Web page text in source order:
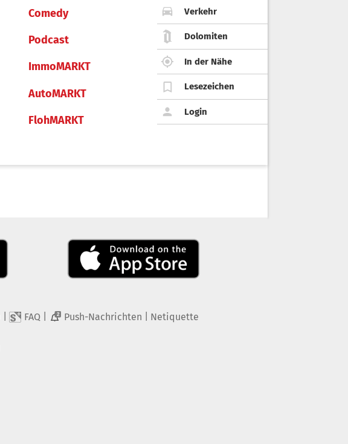
Comedy
Podcast
ImmoMARKT
AutoMARKT
FlohMARKT
Verkehr
Dolomiten
In der Nähe
Lesezeichen
Login
FAQ 2 Push-Nachrichten Netiquette